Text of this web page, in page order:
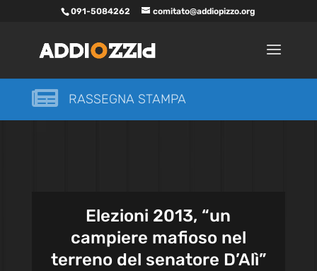
091-5084262 comitato@addiopizzo.org
 RASSEGNA STAMPA
Elezioni 2013, “un
campiere mafioso nel
terreno del senatore D’Alì”